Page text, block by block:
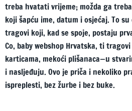
treba hvatati vrijeme; možda ga
koji šapću ime, datum i osjećaj. To
tragovi koji, kad se spoje, postaju
Co, baby webshop Hrvatska, ti
karticama, mekoći plišanaca—u
i nasljeđuju. Ovo je priča i nekoliko
ispreplesti, bez žurbe i bez buke.